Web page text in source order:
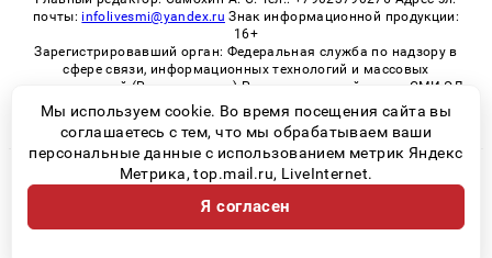
почты: infolivesmi@yandex.ru Знак информационной продукции:
16+
Зарегистрировавший орган: Федеральная служба по надзору в
сфере связи, информационных технологий и массовых
коммуникаций (Роскомнадзор) Регистрационный номер СМИ ЭЛ
№ ФС 77 - 82533 от 21.01.2022
© 2026 «Архангельск Live» | Все права защищены
Возрастная категория сайта 16+
Политика конфиденциальности
Мы используем cookie. Во время посещения сайта вы
соглашаетесь с тем, что мы обрабатываем ваши
персональные данные с использованием метрик Яндекс
Метрика, top.mail.ru, LiveInternet.
Я согласен